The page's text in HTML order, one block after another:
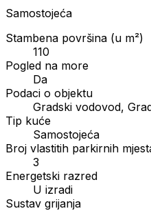
Samostojeća
Stambena površina (u m²)
110
Pogled na more
Da
Podaci o objektu
Gradski vodovod,
Tip kuće
Samostojeća
Broj vlastitih parkirnih
3
Energetski razred
U izradi
Sustav grijanja